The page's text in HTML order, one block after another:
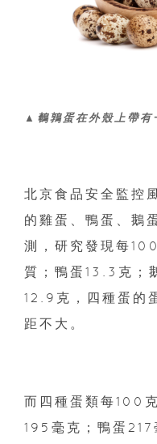
▲鵪鶉蛋在外殼上帶有
北京食品安全監控
的雞蛋、鴨蛋、鵝
測，研究發現每
質；鴨蛋13.3克；
12.9克，四種蛋的
距不大。
而四種蛋類每100
195毫克；鴨蛋217